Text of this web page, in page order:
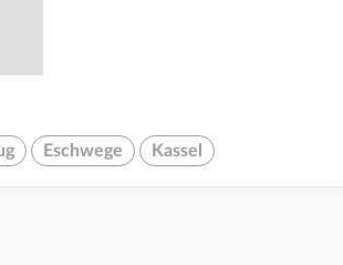
Eschwege Kassel